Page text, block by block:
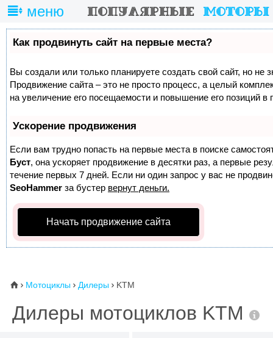
меню
Как продвинуть сайт на первые места?
Вы создали или только планируете создать свой сайт, но не
Продвижение сайта – это не просто процесс, а целый
на увеличение его посещаемости и повышение его позиций в
Ускорение продвижения
Если вам трудно попасть на первые места в поиске
Буст, она ускоряет продвижение в десятки раз, а первые
течение первых 7 дней. Если ни один запрос у вас не
SeoHammer за бустер вернут деньги.
Начать продвижение сайта
⌂  Мотоциклы  Дилеры  KTM
Дилеры мотоциклов KTM